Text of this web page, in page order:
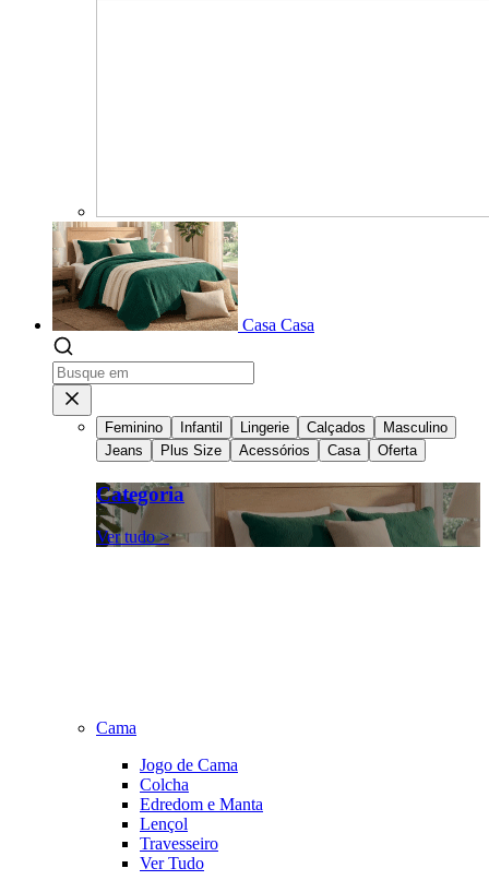
Casa Casa
Feminino Infantil Lingerie Calçados
Masculino
Jeans
Plus Size Acessórios Casa Oferta
Categoria
Ver tudo >
Cama
Jogo de Cama
Colcha
Edredom e Manta
Lençol
Travesseiro
Ver Tudo